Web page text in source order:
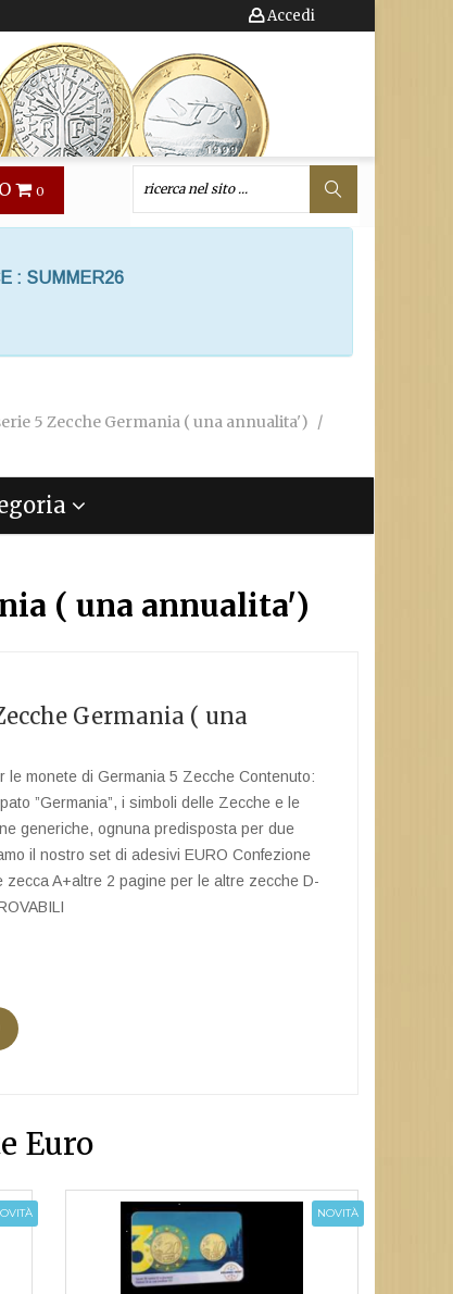
Accedi
0
: SUMMER26
5 Zecche Germania ( una annualita')
( una annualita')
Germania ( una
le monete di Germania 5 Zecche Contenuto:
”Germania”, i simboli delle Zecche e le
generiche, ognuna predisposta per due
il nostro set di adesivi EURO Confezione
A+altre 2 pagine per le altre zecche D-
Euro
NOVITÀ